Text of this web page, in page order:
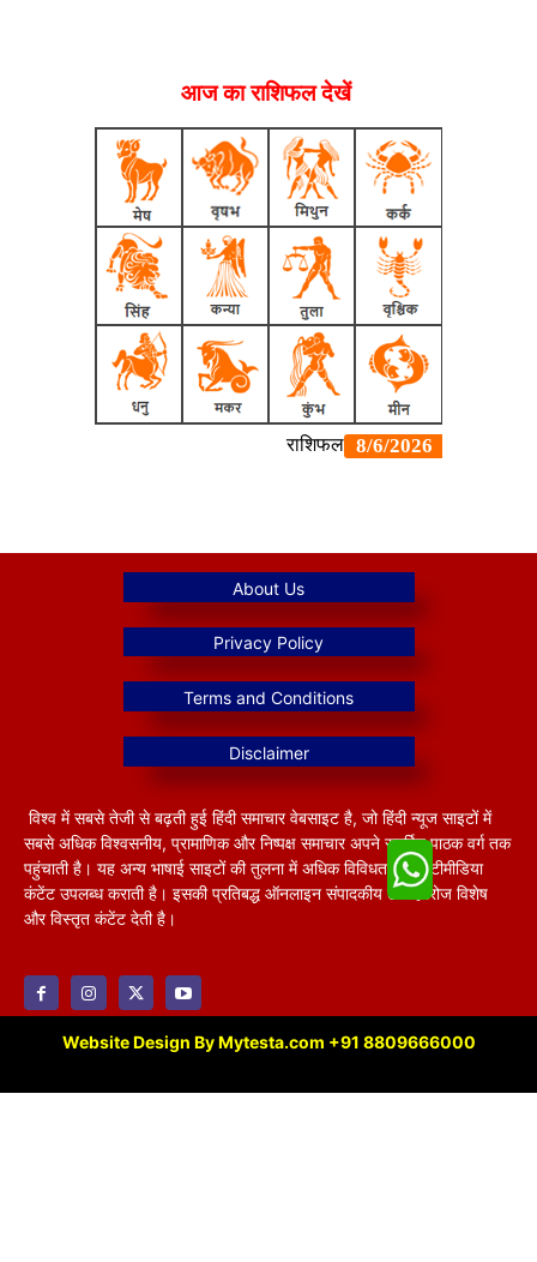
आज का राशिफल देखें
विश्व में सबसे तेजी से बढ़ती हुई हिंदी समाचार वेबसाइट है, जो हिंदी न्यूज साइटों में
सबसे अधिक विश्वसनीय, प्रामाणिक और निष्पक्ष समाचार अपने समर्पित पाठक वर्ग तक
पहुंचाती है। यह अन्य भाषाई साइटों की तुलना में अधिक विविधतापूर्ण मल्टीमीडिया
कंटेंट उपलब्ध कराती है। इसकी प्रतिबद्ध ऑनलाइन संपादकीय टीम हररोज विशेष
और विस्तृत कंटेंट देती है।
Website Design By Mytesta.com +91 8809666000